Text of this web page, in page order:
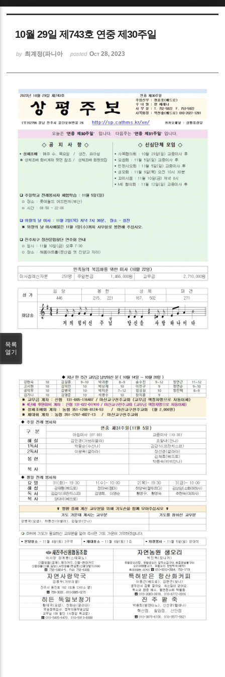
10월 29일 제743호 연중 제30주일
by 최계정(파니아 posted Oct 28, 2023
목록
열기
Sketchbook5, 스케치북5
Sketchbook5, 스케치북5